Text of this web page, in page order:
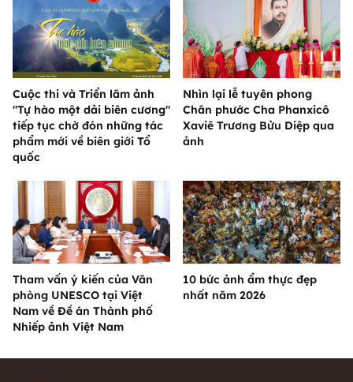
Cuộc thi và Triển lãm ảnh
"Tự hào một dải biên cương"
tiếp tục chờ đón những tác
phẩm mới về biên giới Tổ
quốc
Nhìn lại lễ tuyên phong
Chân phước Cha Phanxicô
Xaviê Trương Bửu Diệp qua
ảnh
Tham vấn ý kiến của Văn
phòng UNESCO tại Việt
Nam về Đề án Thành phố
Nhiếp ảnh Việt Nam
10 bức ảnh ẩm thực đẹp
nhất năm 2026